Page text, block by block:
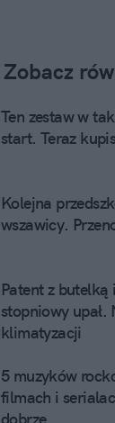
Zobacz
Ten zestaw w
start. Teraz
Kolejna
wszawicy.
Patent z
stopniowy upał.
klimatyzacji
5 muzyków
filmach i
dobrze